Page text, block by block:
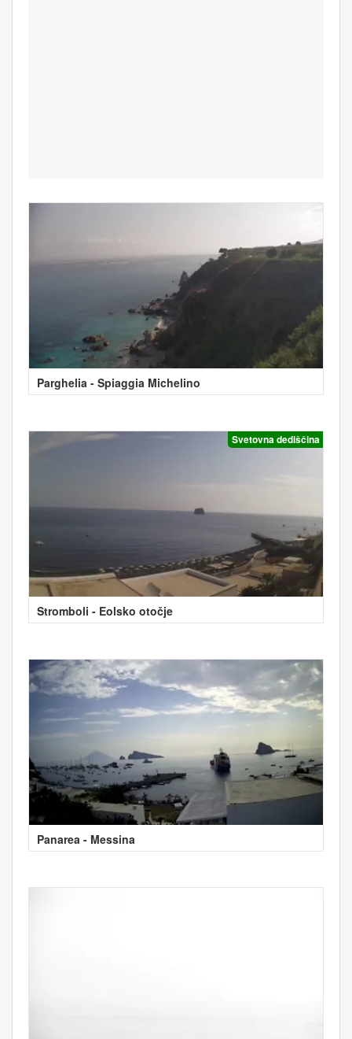
Parghelia - Spiaggia Michelino
Svetovna dediščina
Stromboli - Eolsko otočje
Panarea - Messina